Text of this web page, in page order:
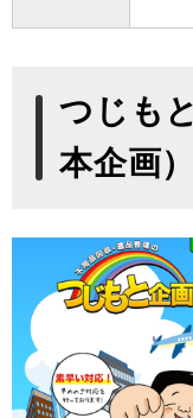
つじも
本企画）